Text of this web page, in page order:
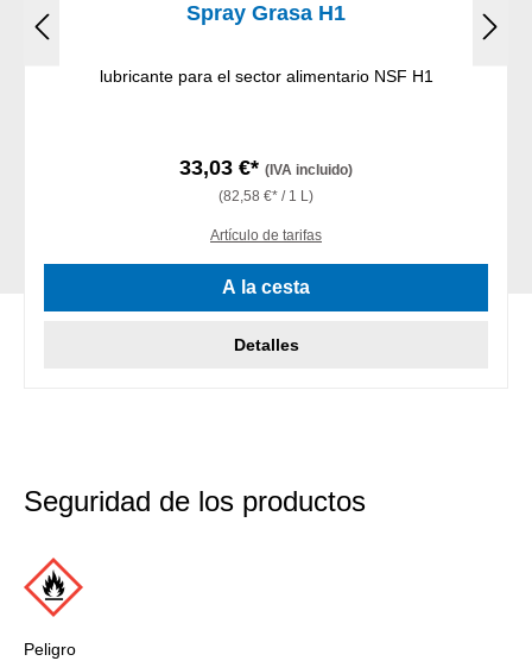
Spray Grasa H1
lubricante para el sector alimentario NSF H1
33,03 €* (IVA incluido)
(82,58 €* / 1 L)
Artículo de tarifas
A la cesta
Detalles
Seguridad de los productos
Peligro